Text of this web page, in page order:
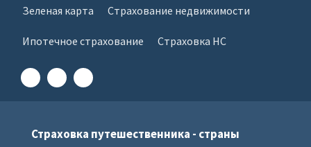
Зеленая карта Страхование недвижимости
Ипотечное страхование Страховка НС
Страховка путешественника - страны